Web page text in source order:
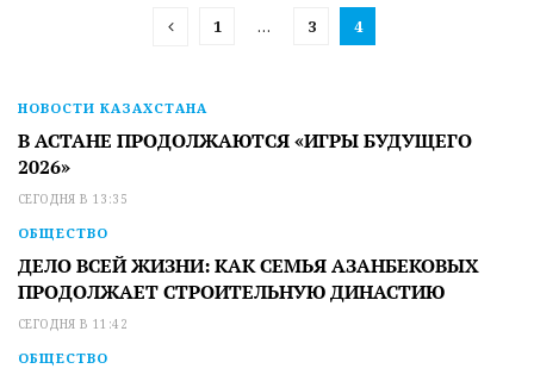
1 … 3 4
НОВОСТИ КАЗАХСТАНА
В АСТАНЕ ПРОДОЛЖАЮТСЯ «ИГРЫ БУДУЩЕГО
2026»
СЕГОДНЯ В 13:35
ОБЩЕСТВО
ДЕЛО ВСЕЙ ЖИЗНИ: КАК СЕМЬЯ АЗАНБЕКОВЫХ
ПРОДОЛЖАЕТ СТРОИТЕЛЬНУЮ ДИНАСТИЮ
СЕГОДНЯ В 11:42
ОБЩЕСТВО